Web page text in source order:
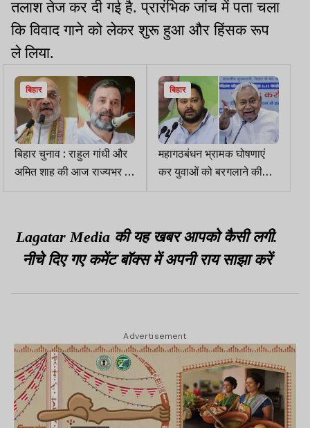
तलाश तेज कर दी गई है. प्रारंभिक जांच में पता चला
कि विवाद गाने को लेकर शुरू हुआ और हिंसक रूप
ले लिया.
बिहार
बिहार चुनाव : राहुल गांधी और
अमित शाह की आज राज्यभर में
रैलियां, वोटरों को लुभाने की
बिहार
महागठबंधन भ्रामक घोषणाएं
कर युवाओं को बरगलाने की
कोशिश कर रही : जदयू
Lagatar Media की यह खबर आपको कैसी लगी.
नीचे दिए गए कमेंट बॉक्स में अपनी राय साझा करें
Advertisement